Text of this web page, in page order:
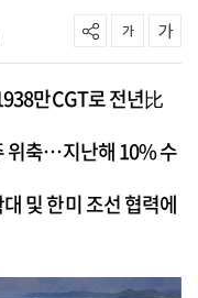
만CGT로 전년比
위축…지난해 10% 수
및 한미 조선 협력에